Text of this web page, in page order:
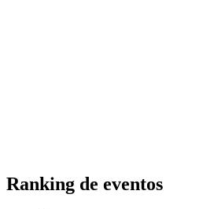
Ranking de eventos